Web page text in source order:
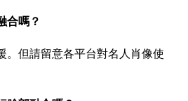
合嗎？
。但請留意各平台對名人肖像使